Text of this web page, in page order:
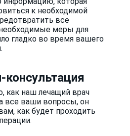
к необходимой
все
меры для
гладко во время вашего
консультация
как наш лечащий врач
все ваши вопросы, он
как будет проходить